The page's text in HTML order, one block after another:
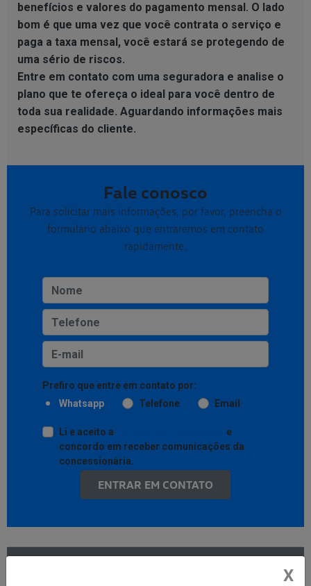
benefícios e valores do pagamento mensal. O lado
bom é que uma vez que você contrata o serviço e
paga a taxa mensal, você estará se protegendo de
uma sério de riscos.
Entre em contato com uma seguradora e analise o
plano que te ofereça o ideal para você dentro de
toda sua realidade. Aguardando informações mais
específicas do cliente.
Fale conosco
Para solicitar mais informações, por favor, preencha o
formulário abaixo que entraremos em contato
rapidamente.
Prefiro que entre em contato por:
Whatsapp
Telefone Email
Li e aceito a
e
concordo em receber comunicações da
concessionária.
ENTRAR EM CONTATO
X